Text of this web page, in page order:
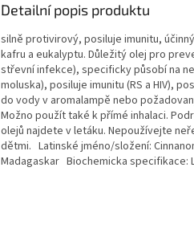
Detailní popis produktu
silně protivirový, posiluje imunitu,
kafru a eukalyptu. Důležitý olej pro
střevní infekce), specificky působí na
moluska), posiluje imunitu (RS a HIV),
do vody v aromalampě nebo
Možno použít také k přímé inhalaci.
olejů najdete v letáku. Nepoužívejte
dětmi. Latinské jméno/složení:
Madagaskar Biochemicka specifikace: